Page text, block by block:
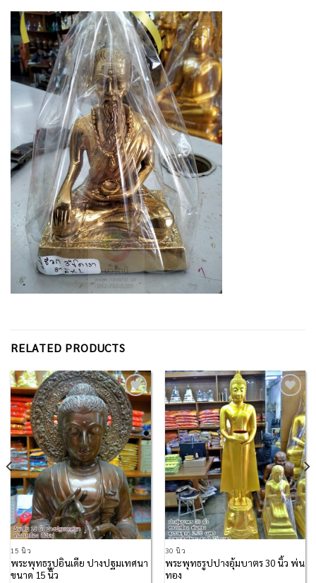
RELATED PRODUCTS
Add to
Wishlist
15 นิ้ว
พระพุทธรูปอินเดีย ปางปฐมเทศนา
ขนาด 15 นิ้ว
Add to
Wishlist
30 นิ้ว
พระพุทธรูปปางอุ้มบาตร 30 นิ้ว พ่น
ทอง